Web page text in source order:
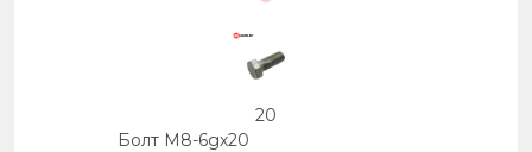
20
Болт М8-6gх20